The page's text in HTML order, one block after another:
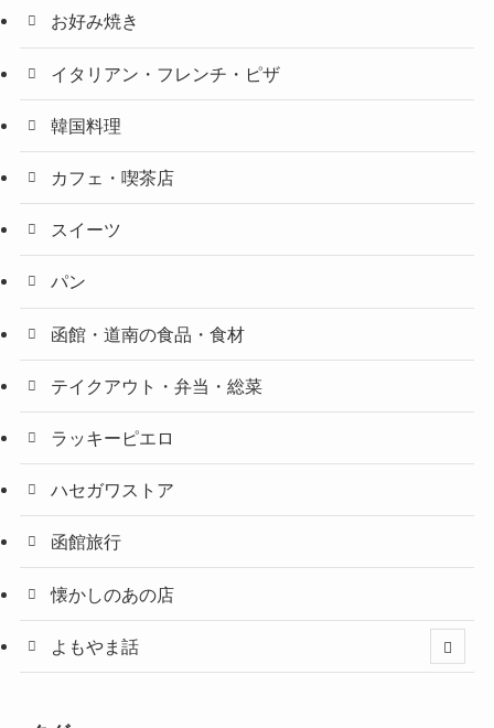
お好み焼き
イタリアン・フレンチ・ピザ
韓国料理
カフェ・喫茶店
スイーツ
パン
函館・道南の食品・食材
テイクアウト・弁当・総菜
ラッキーピエロ
ハセガワストア
函館旅行
懐かしのあの店
よもやま話